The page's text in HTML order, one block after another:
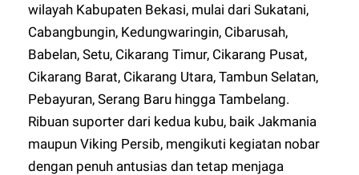
wilayah Kabupaten Bekasi, mulai dari Sukatani,
Cabangbungin, Kedungwaringin, Cibarusah,
Babelan, Setu, Cikarang Timur, Cikarang Pusat,
Cikarang Barat, Cikarang Utara, Tambun Selatan,
Pebayuran, Serang Baru hingga Tambelang.
Ribuan suporter dari kedua kubu, baik Jakmania
maupun Viking Persib, mengikuti kegiatan nobar
dengan penuh antusias dan tetap menjaga